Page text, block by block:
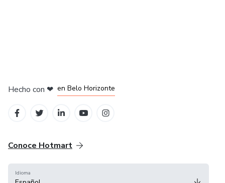
Hecho con ❤ en Belo Horizonte
Conoce Hotmart
Idioma